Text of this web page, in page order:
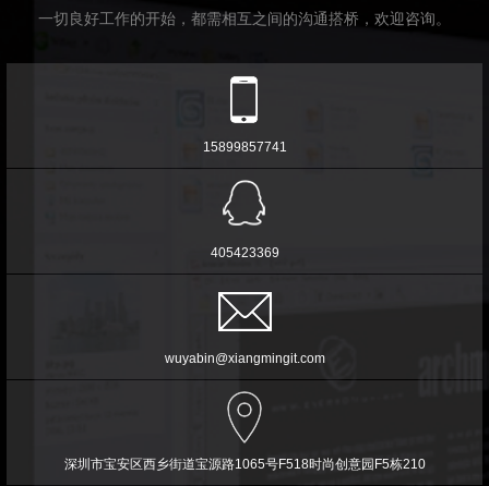
一切良好工作的开始，都需相互之间的沟通搭桥，欢迎咨询。
15899857741
405423369
wuyabin@xiangmingit.com
深圳市宝安区西乡街道宝源路1065号F518时尚创意园F5栋210